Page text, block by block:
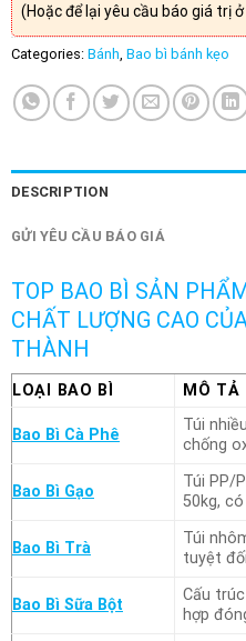
(Hoặc để lại yêu cầu báo giá trị
Categories: Bánh Bao bì bánh kẹo
DESCRIPTION
GỬI YÊU CẦU BÁO GIÁ
TOP BAO BÌ SẢN
CHẤT LƯỢNG CAO
THÀNH
LOẠI BAO BÌ MÔ TẢ
Bao Bì Cà Phê
Túi
chống
Bao Bì Gạo
Túi PP/
50kg,
Bao Bì Trà
Túi
tuyệt
Bao Bì Sữa Bột
Cấu
hợp